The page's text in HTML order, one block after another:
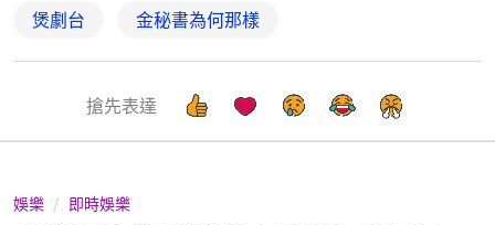
煲劇台 金秘書為何那樣
搶先表達
娛樂 即時娛樂